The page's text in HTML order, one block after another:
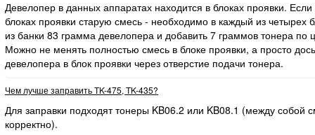
Девелопер в данных аппаратах находится в блоках проявки.
блоках проявки старую смесь - необходимо в каждый из четырех
из банки 83 грамма девелопера и добавить 7 граммов тонера по
Можно не менять полностью смесь в блоке проявки, а просто
девелопера в блок проявки через отверстие подачи тонера.
Чем лучше заправить TK-475, TK-435?
Для заправки подходят тонеры KB06.2 или KB08.1 (между собой
корректно).